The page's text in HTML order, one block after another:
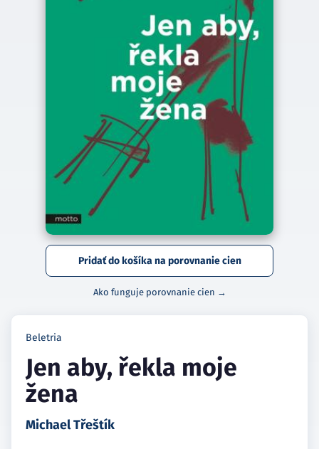
Pridať do košíka na porovnanie cien
Ako funguje porovnanie cien →
Beletria
Jen aby, řekla moje
žena
Michael Třeštík